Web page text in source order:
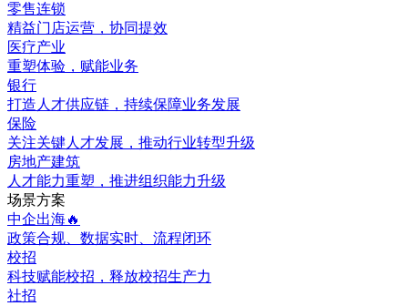
零售连锁
精益门店运营，协同提效
医疗产业
重塑体验，赋能业务
银行
打造人才供应链，持续保障业务发展
保险
关注关键人才发展，推动行业转型升级
房地产建筑
人才能力重塑，推进组织能力升级
场景方案
中企出海🔥
政策合规、数据实时、流程闭环
校招
科技赋能校招，释放校招生产力
社招